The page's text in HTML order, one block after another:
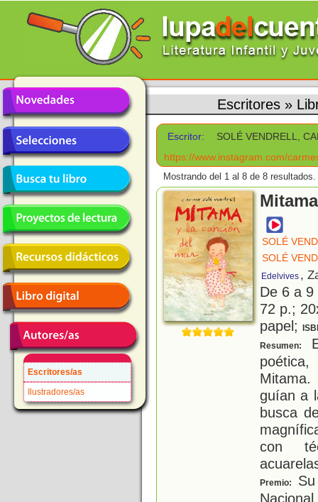
Escritores/as
Ilustradores/as
Escritores »
Escritor:
SOLÉ VENDRELL,
https://www.instagram.com/
Mostrando del 1 al 8 de 8 resultados.
SOLÉ
SOLÉ
Edelvives ,
De 6 a
72 p.;
papel;
Resumen:
guían a
busca
con
Premio: